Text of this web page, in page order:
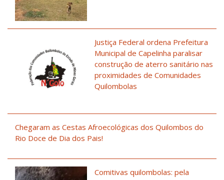
Justiça Federal ordena Prefeitura
Municipal de Capelinha paralisar
construção de aterro sanitário nas
proximidades de Comunidades
Quilombolas
Chegaram as Cestas Afroecológicas dos Quilombos do
Rio Doce de Dia dos Pais!
Comitivas quilombolas: pela